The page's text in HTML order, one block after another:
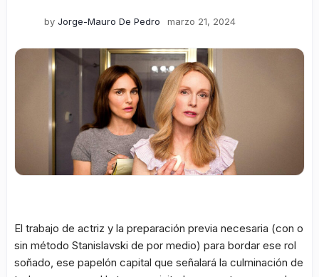
by Jorge-Mauro De Pedro marzo 21, 2024
El trabajo de actriz y la preparación previa necesaria (con o
sin método Stanislavski de por medio) para bordar ese rol
soñado, ese papelón capital que señalará la culminación de